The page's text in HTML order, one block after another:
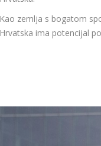
Kao zemlja s bogatom
Hrvatska ima potencijal